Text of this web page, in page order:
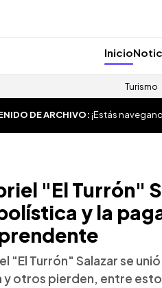
Inicio
Turismo
DE ARCHIVO:¡Estás
"El Turrón"
y la
"El Turrón" Salazar se
y otros pierden, entre